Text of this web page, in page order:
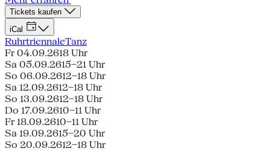
Tickets kaufen
iCal
RuhrtriennaleTanz
Fr 04.09.2618 Uhr
Sa 05.09.2615–21 Uhr
So 06.09.2612–18 Uhr
Sa 12.09.2612–18 Uhr
So 13.09.2612–18 Uhr
Do 17.09.2610–11 Uhr
Fr 18.09.2610–11 Uhr
Sa 19.09.2615–20 Uhr
So 20.09.2612–18 Uhr